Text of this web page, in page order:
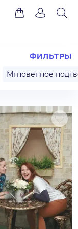
ФИЛЬТРЫ
Мгновенное